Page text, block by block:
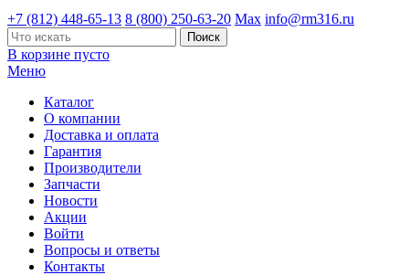
+7 (812) 448-65-13 8 (800) 250-63-20 Max info@rm316.ru
В корзине пусто
Меню
Каталог
О компании
Доставка и оплата
Гарантия
Производители
Запчасти
Новости
Акции
Войти
Вопросы и ответы
Контакты